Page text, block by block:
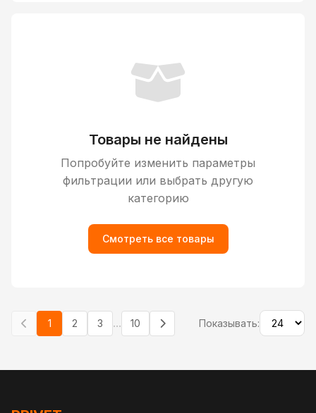
Товары не найдены
Попробуйте изменить параметры
фильтрации или выбрать другую
категорию
Смотреть все товары
1 2 3 ... 10 Показывать: